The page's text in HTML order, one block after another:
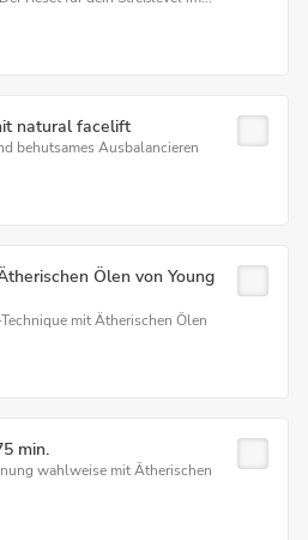
natural facelift
behutsames Ausbalancieren
Ölen von Young
mit Ätherischen Ölen
min.
wahlweise mit Ätherischen